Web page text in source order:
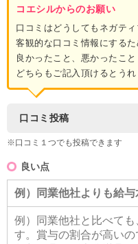
コエシルからのお願い
口コミはどうしてもネガテ
客観的な口コミ情報にするた
良かったこと、悪かったこと
どちらもご記入頂けるとう
口コミ投稿
※口コミ１つでも投稿できます
良い点